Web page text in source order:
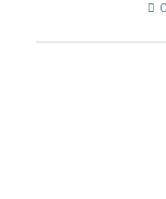
воды